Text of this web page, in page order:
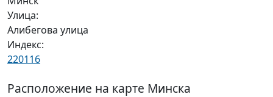
Улица:
Алибегова улица
Индекс:
220116
Расположение на карте Минска